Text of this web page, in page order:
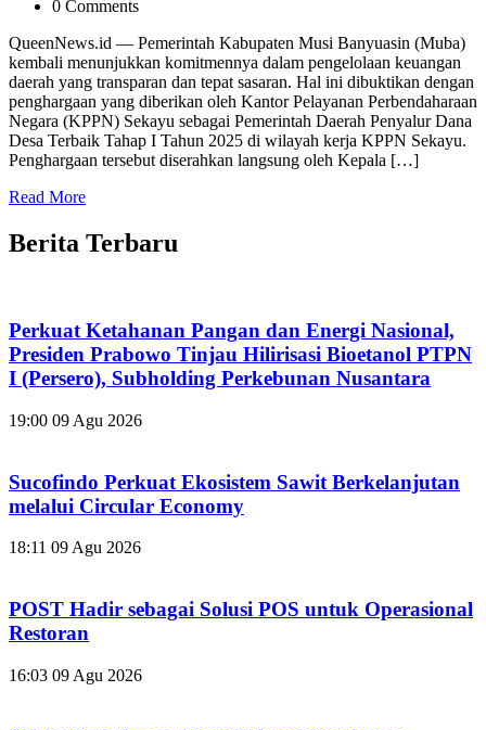
0 Comments
QueenNews.id — Pemerintah Kabupaten Musi Banyuasin (Muba)
kembali menunjukkan komitmennya dalam pengelolaan keuangan
daerah yang transparan dan tepat sasaran. Hal ini dibuktikan dengan
penghargaan yang diberikan oleh Kantor Pelayanan Perbendaharaan
Negara (KPPN) Sekayu sebagai Pemerintah Daerah Penyalur Dana
Desa Terbaik Tahap I Tahun 2025 di wilayah kerja KPPN Sekayu.
Penghargaan tersebut diserahkan langsung oleh Kepala […]
Read More
Berita Terbaru
Perkuat Ketahanan Pangan dan Energi Nasional,
Presiden Prabowo Tinjau Hilirisasi Bioetanol PTPN
I (Persero), Subholding Perkebunan Nusantara
19:00 09 Agu 2026
Sucofindo Perkuat Ekosistem Sawit Berkelanjutan
melalui Circular Economy
18:11 09 Agu 2026
POST Hadir sebagai Solusi POS untuk Operasional
Restoran
16:03 09 Agu 2026